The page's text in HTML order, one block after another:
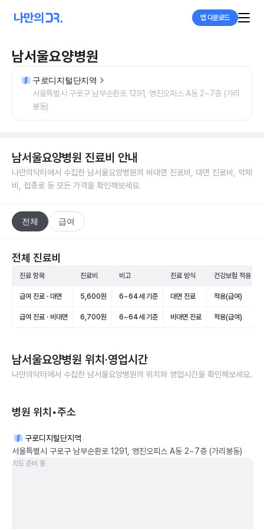
앱 다운로드
남서울요양병원
구로디지털단지역
서울특별시 구로구 남부순환로 1291, 영진오피스 A동 2~7층 (가리
봉동)
남서울요양병원 진료비 안내
나만의닥터에서 수집한 남서울요양병원의 비대면 진료비, 대면 진료비, 약제
비, 접종료 등 모든 가격을 확인해보세요.
전체 급여
전체 진료비
진료 항목 진료비 비고 진료 방식 건강보험 적용
급여 진료 · 대면 5,600원 6~64세 기준 대면 진료 적용(급여)
급여 진료 · 비대면 6,700원 6~64세 기준 비대면 진료 적용(급여)
남서울요양병원 위치·영업시간
나만의닥터에서 수집한 남서울요양병원의 위치와 영업시간을 확인해보세요.
병원 위치•주소
구로디지털단지역
서울특별시 구로구 남부순환로 1291, 영진오피스 A동 2~7층 (가리봉동)
지도 준비 중